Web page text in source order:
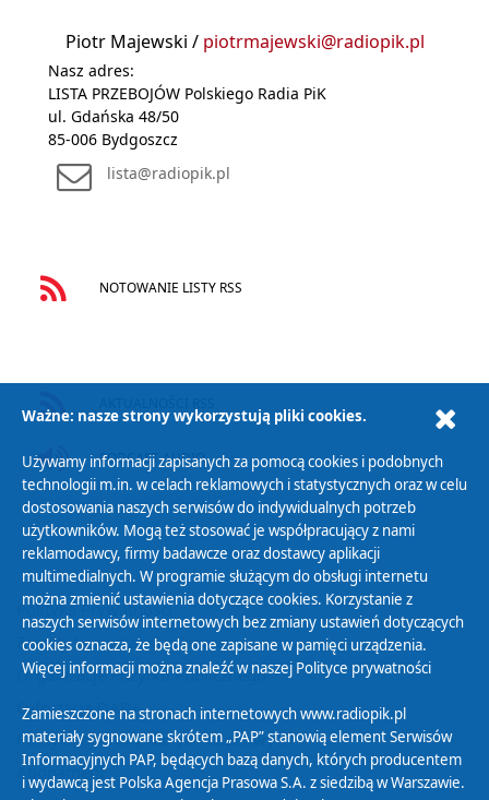
Piotr Majewski / piotrmajewski@radiopik.pl
Nasz adres:
LISTA PRZEBOJÓW Polskiego Radia PiK
ul. Gdańska 48/50
85-006 Bydgoszcz
lista@radiopik.pl
NOTOWANIE LISTY RSS
PODCAST AUDIO
Polityka Prywatności
Zasady korzystania z Serwisu
Organizacje Pożytku Publicznego
Cyfryzacja DAB+
Polityka ochrony danych osobowych
Abonament
Ważne: nasze strony wykorzystują pliki cookies.
Używamy informacji zapisanych za pomocą cookies i podobnych
technologii m.in. w celach reklamowych i statystycznych oraz w celu
dostosowania naszych serwisów do indywidualnych potrzeb
użytkowników. Mogą też stosować je współpracujący z nami
reklamodawcy, firmy badawcze oraz dostawcy aplikacji
multimedialnych. W programie służącym do obsługi internetu
można zmienić ustawienia dotyczące cookies. Korzystanie z
naszych serwisów internetowych bez zmiany ustawień dotyczących
cookies oznacza, że będą one zapisane w pamięci urządzenia.
Więcej informacji można znaleźć w naszej Polityce prywatności
Zamieszczone na stronach internetowych www.radiopik.pl
materiały sygnowane skrótem „PAP” stanowią element Serwisów
Informacyjnych PAP, będących bazą danych, których producentem
i wydawcą jest Polska Agencja Prasowa S.A. z siedzibą w Warszawie.